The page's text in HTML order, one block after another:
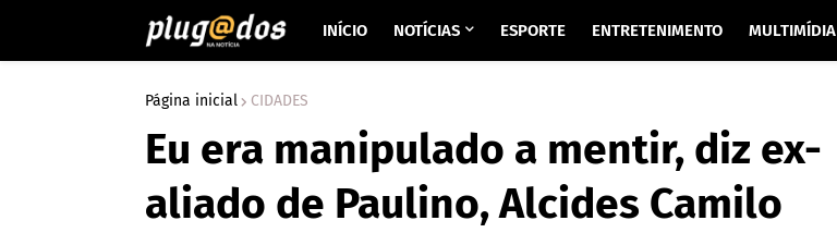
INÍCIO NOTÍCIAS ESPORTE ENTRETENIMENTO MULTIMÍDIA
Página inicial CIDADES
Eu era manipulado a mentir, diz ex-
aliado de Paulino, Alcides Camilo